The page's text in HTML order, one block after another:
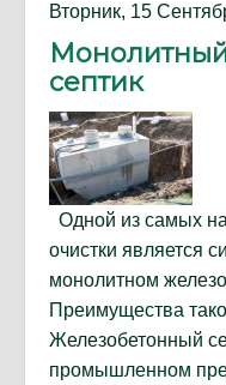
Вторник, 15
септик
Одной из самых
очистки является
монолитном
Преимущества
Железобетонный
промышленном